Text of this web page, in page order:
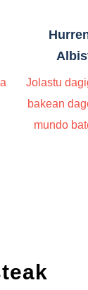
Jolastu
bakean
mundo